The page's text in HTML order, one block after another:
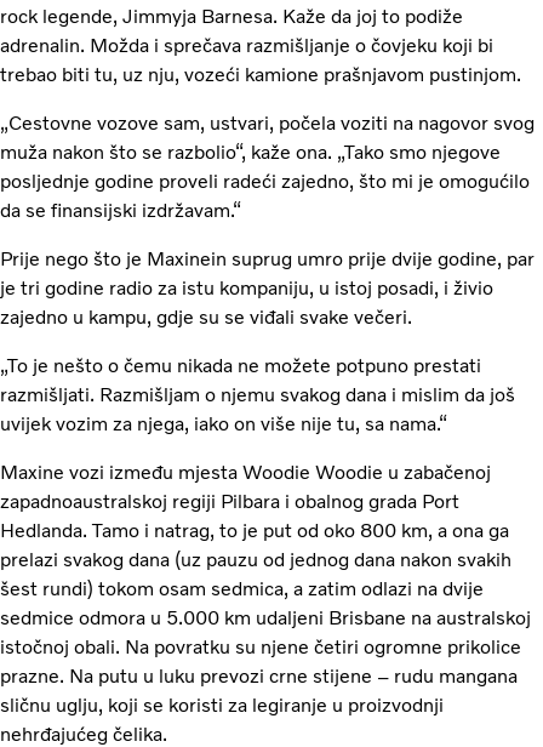
rock legende, Jimmyja Barnesa. Kaže da joj to podiže
adrenalin. Možda i sprečava razmišljanje o čovjeku koji bi
trebao biti tu, uz nju, vozeći kamione prašnjavom pustinjom.
„Cestovne vozove sam, ustvari, počela voziti na nagovor svog
muža nakon što se razbolio“, kaže ona. „Tako smo njegove
posljednje godine proveli radeći zajedno, što mi je omogućilo
da se finansijski izdržavam.“
Prije nego što je Maxinein suprug umro prije dvije godine, par
je tri godine radio za istu kompaniju, u istoj posadi, i živio
zajedno u kampu, gdje su se viđali svake večeri.
„To je nešto o čemu nikada ne možete potpuno prestati
razmišljati. Razmišljam o njemu svakog dana i mislim da još
uvijek vozim za njega, iako on više nije tu, sa nama.“
Maxine vozi između mjesta Woodie Woodie u zabačenoj
zapadnoaustralskoj regiji Pilbara i obalnog grada Port
Hedlanda. Tamo i natrag, to je put od oko 800 km, a ona ga
prelazi svakog dana (uz pauzu od jednog dana nakon svakih
šest rundi) tokom osam sedmica, a zatim odlazi na dvije
sedmice odmora u 5.000 km udaljeni Brisbane na australskoj
istočnoj obali. Na povratku su njene četiri ogromne prikolice
prazne. Na putu u luku prevozi crne stijene – rudu mangana
sličnu uglju, koji se koristi za legiranje u proizvodnji
nehrđajućeg čelika.